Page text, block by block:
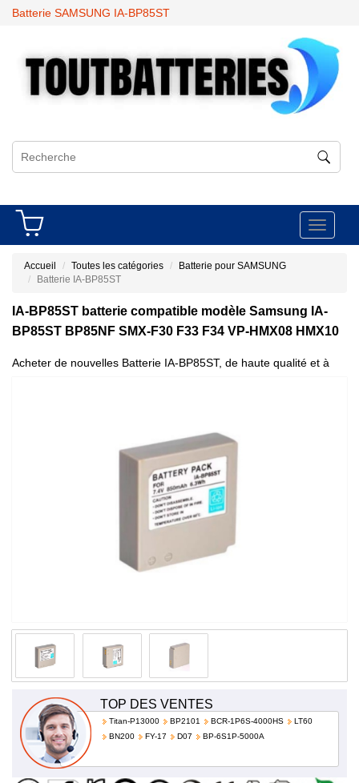
Batterie SAMSUNG IA-BP85ST
Toggle
Accueil Toutes les catégories
Batterie pour SAMSUNG
Batterie IA-BP85ST
IA-BP85ST batterie compatible modèle Samsung IA-
BP85ST BP85NF SMX-F30 F33 F34 VP-HMX08 HMX10
Acheter de nouvelles Batterie IA-BP85ST, de haute qualité et à
TOP DES VENTES
Titan-P13000 BP2101 BCR-1P6S-4000HS
LT60
BN200
FY-17 D07 BP-6S1P-5000A